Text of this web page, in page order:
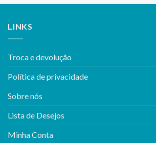
LINKS
Troca e devolução
Política de privacidade
Sobre nós
Lista de Desejos
Minha Conta